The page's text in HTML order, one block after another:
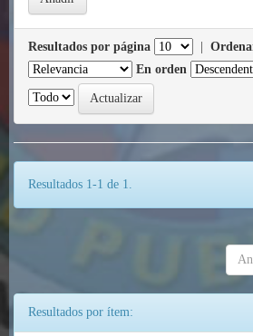
Resultados por página
En orden
Resultados 1-1 de 1.
Resultados por ítem: